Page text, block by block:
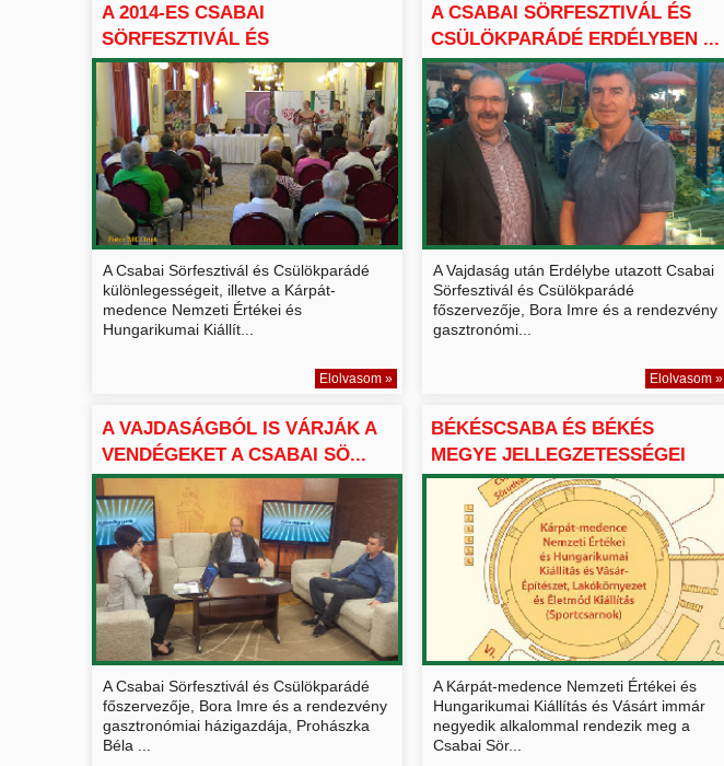
A 2014-ES CSABAI
SÖRFESZTIVÁL ÉS
CSÜLÖKPARÁDÉ BU...
A Csabai Sörfesztivál és Csülökparádé
különlegességeit, illetve a Kárpát-
medence Nemzeti Értékei és
Hungarikumai Kiállít...
Elolvasom »
A CSABAI SÖRFESZTIVÁL ÉS
CSÜLÖKPARÁDÉ ERDÉLYBEN ...
A Vajdaság után Erdélybe utazott Csabai
Sörfesztivál és Csülökparádé
főszervezője, Bora Imre és a rendezvény
gasztronómi...
Elolvasom »
A VAJDASÁGBÓL IS VÁRJÁK A
VENDÉGEKET A CSABAI SÖ...
A Csabai Sörfesztivál és Csülökparádé
főszervezője, Bora Imre és a rendezvény
gasztronómiai házigazdája, Prohászka
Béla ...
BÉKÉSCSABA ÉS BÉKÉS
MEGYE JELLEGZETESSÉGEI
JELEN...
A Kárpát-medence Nemzeti Értékei és
Hungarikumai Kiállítás és Vásárt immár
negyedik alkalommal rendezik meg a
Csabai Sör...